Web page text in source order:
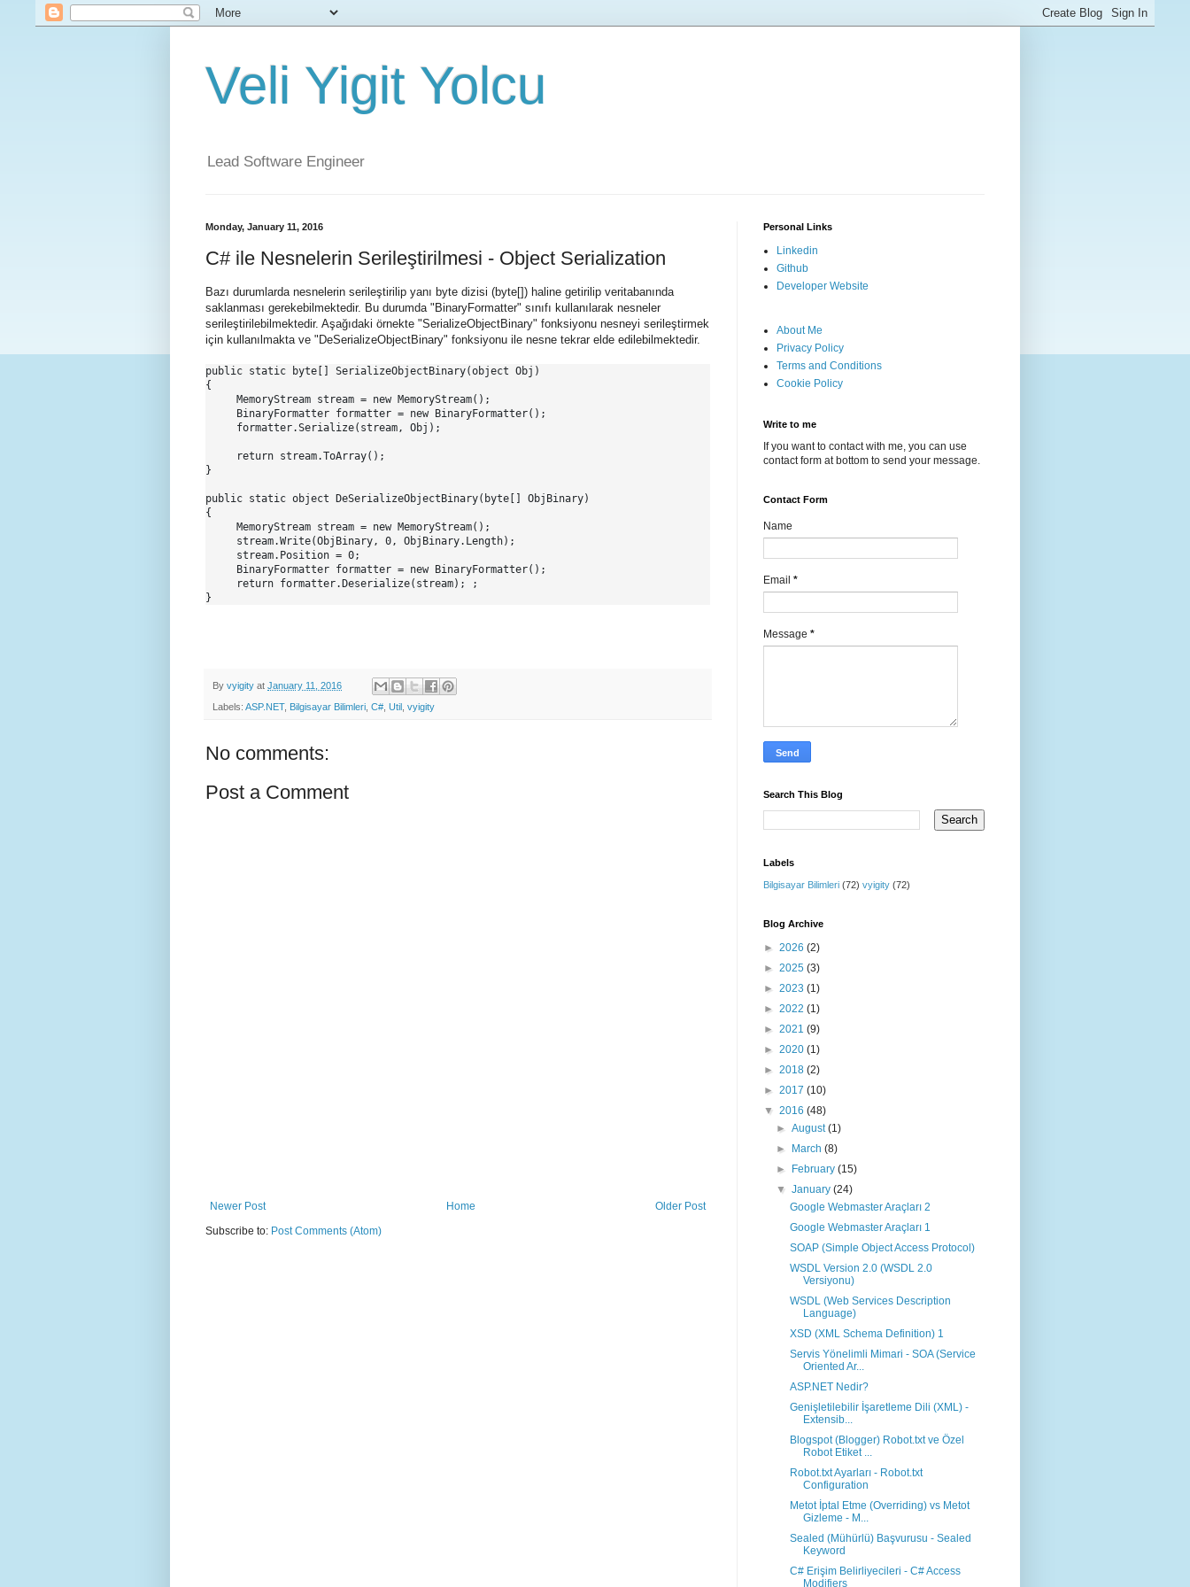
Veli Yigit Yolcu
Lead Software Engineer
Monday, January 11, 2016
C# ile Nesnelerin Serileştirilmesi - Object Serialization
Bazı durumlarda nesnelerin serileştirilip yanı byte dizisi (byte[]) haline getirilip veritabanında
saklanması gerekebilmektedir. Bu durumda "BinaryFormatter" sınıfı kullanılarak nesneler
serileştirilebilmektedir. Aşağıdaki örnekte "SerializeObjectBinary" fonksiyonu nesneyi serileştirmek
için kullanılmakta ve "DeSerializeObjectBinary" fonksiyonu ile nesne tekrar elde edilebilmektedir.
public static byte[] SerializeObjectBinary(object Obj)
{
     MemoryStream stream = new MemoryStream();
     BinaryFormatter formatter = new BinaryFormatter();
     formatter.Serialize(stream, Obj);
     return stream.ToArray();
}
public static object DeSerializeObjectBinary(byte[] ObjBinary)
{
     MemoryStream stream = new MemoryStream();
     stream.Write(ObjBinary, 0, ObjBinary.Length);
     stream.Position = 0;
     BinaryFormatter formatter = new BinaryFormatter();
     return formatter.Deserialize(stream); ;
By vyigity at January 11, 2016
Labels: ASP.NET, Bilgisayar Bilimleri, C#, Util , vyigity
No comments:
Post a Comment
Newer Post Older Post
Home
Subscribe to: Post Comments (Atom)
Personal Links
Linkedin
Github
Developer Website
About Me
Privacy Policy
Terms and Conditions
Cookie Policy
Write to me
If you want to contact with me, you can use
contact form at bottom to send your message.
Contact Form
Name
Email *
Message *
Search This Blog
Labels
Bilgisayar Bilimleri (72) vyigity (72)
Blog Archive
► 2026 (2)
► 2025 (3)
► 2023 (1)
► 2022 (1)
► 2021 (9)
► 2020 (1)
► 2018 (2)
► 2017 (10)
▼ 2016 (48)
►August(1)
►
March(8)
►
February(15)
▼January(24)
Google Webmaster Araçları 2
Google Webmaster Araçları 1
SOAP (Simple Object Access Protocol)
WSDL Version 2.0 (WSDL 2.0
Versiyonu)
WSDL (Web Services Description
Language)
XSD (XML Schema Definition) 1
Servis Yönelimli Mimari - SOA (Service
Oriented Ar...
ASP.NET Nedir?
Genişletilebilir İşaretleme Dili (XML) -
Extensib...
Blogspot (Blogger) Robot.txt ve Özel
Robot Etiket ...
Robot.txt Ayarları - Robot.txt
Configuration
Metot İptal Etme (Overriding) vs Metot
Gizleme - M...
Sealed (Mühürlü) Başvurusu - Sealed
Keyword
C# Erişim Belirliyecileri - C# Access
Modifiers